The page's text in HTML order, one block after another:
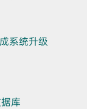
系统升级
库